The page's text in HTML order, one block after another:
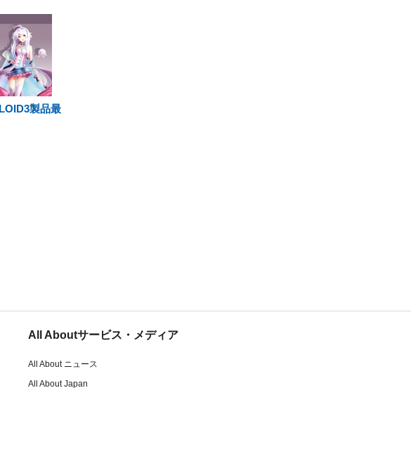
製品最
All Aboutサービス・メディア
All About ニュース
All About Japan